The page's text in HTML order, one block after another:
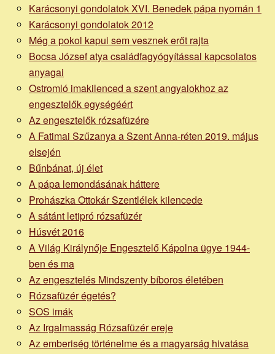
Karácsonyi gondolatok XVI. Benedek pápa nyomán 1
Karácsonyi gondolatok 2012
Még a pokol kapui sem vesznek erőt rajta
Bocsa József atya családfagyógyítással kapcsolatos
anyagai
Ostromló imakilenced a szent angyalokhoz az
engesztelők egységéért
Az engesztelők rózsafüzére
A Fatimai Szűzanya a Szent Anna-réten 2019. május
elsején
Bűnbánat, új élet
A pápa lemondásának háttere
Prohászka Ottokár Szentlélek kilencede
A sátánt letipró rózsafüzér
Húsvét 2016
A Világ Királynője Engesztelő Kápolna ügye 1944-
ben és ma
Az engesztelés Mindszenty bíboros életében
Rózsafüzér égetés?
SOS imák
Az Irgalmasság Rózsafüzér ereje
Az emberiség történelme és a magyarság hivatása